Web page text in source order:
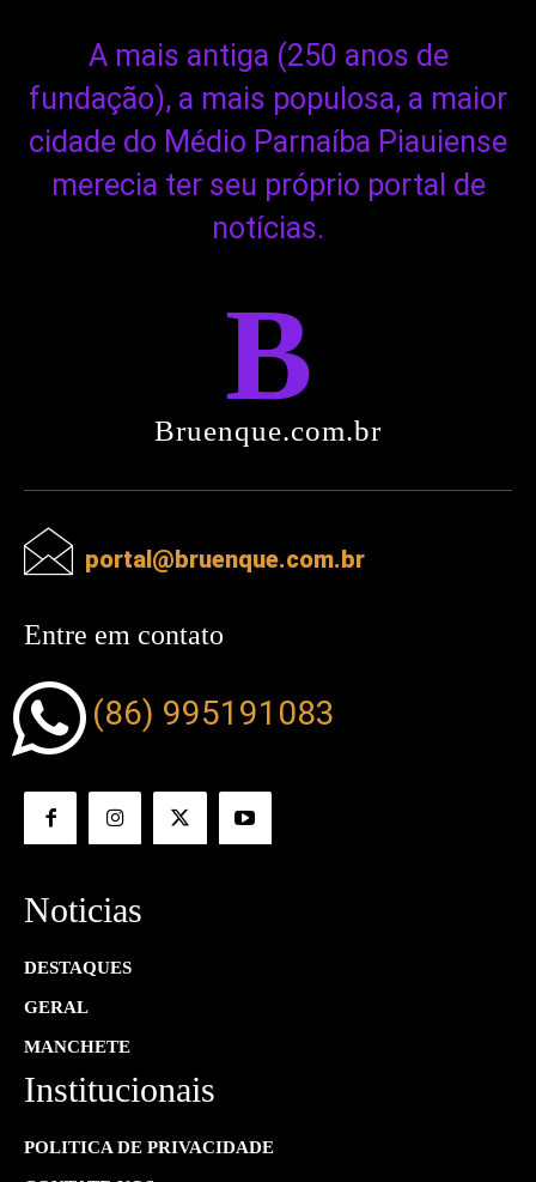
A mais antiga (250 anos de
fundação), a mais populosa, a maior
cidade do Médio Parnaíba Piauiense
merecia ter seu próprio portal de
notícias.
B
Bruenque.com.br
portal@bruenque.com.br
Entre em contato
(86) 995191083
Noticias
DESTAQUES
GERAL
MANCHETE
Institucionais
POLITICA DE PRIVACIDADE